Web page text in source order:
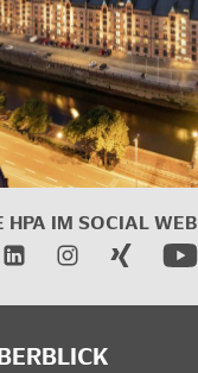
HPA IM SOCIAL WEB